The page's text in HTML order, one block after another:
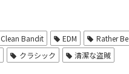
Clean Bandit EDM Rather Be
クラシック 清潔な盗賊